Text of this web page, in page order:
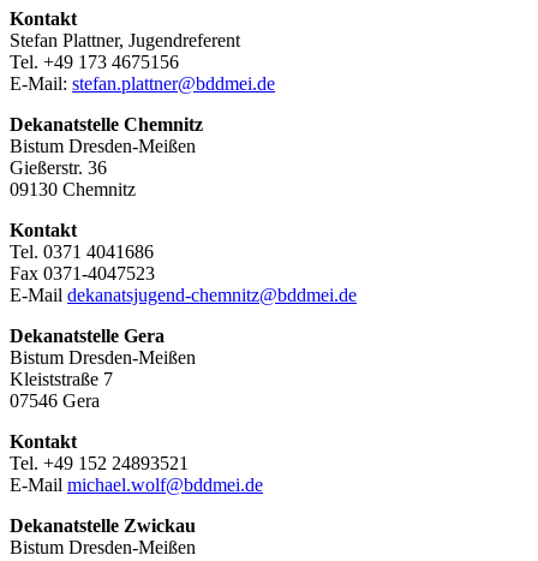
Kontakt
Stefan Plattner, Jugendreferent
Tel. +49 173 4675156
E-Mail: stefan.plattner@bddmei.de
Dekanatstelle Chemnitz
Bistum Dresden-Meißen
Gießerstr. 36
09130 Chemnitz
Kontakt
Tel. 0371 4041686
Fax 0371-4047523
E-Mail dekanatsjugend-chemnitz@bddmei.de
Dekanatstelle Gera
Bistum Dresden-Meißen
Kleiststraße 7
07546 Gera
Kontakt
Tel. +49 152 24893521
E-Mail michael.wolf@bddmei.de
Dekanatstelle Zwickau
Bistum Dresden-Meißen